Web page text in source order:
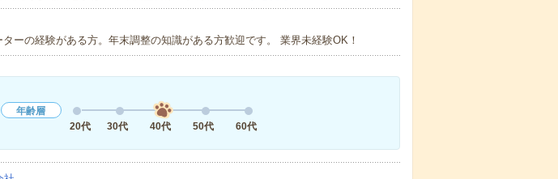
ターの経験がある方。年末調整の知識がある方歓迎です。 業界未経験OK！
年齢層
20代
30代 40代 50代 60代